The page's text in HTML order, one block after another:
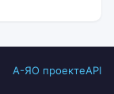
А-ЯО проектеAPI